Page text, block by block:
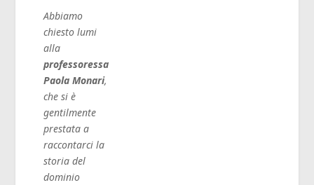
Abbiamo
chiesto lumi
alla
professoressa
Paola Monari,
che si è
gentilmente
prestata a
raccontarci la
storia del
dominio